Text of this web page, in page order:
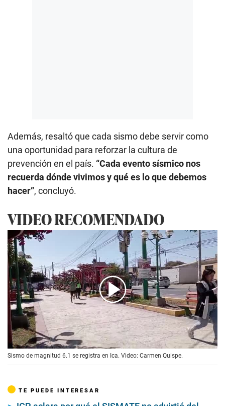
Además, resaltó que cada sismo debe servir como
una oportunidad para reforzar la cultura de
prevención en el país. “Cada evento sísmico nos
recuerda dónde vivimos y qué es lo que debemos
hacer”, concluyó.
VIDEO RECOMENDADO
00:00/00:28
Sismo de magnitud 6.1 se registra en Ica. Video: Carmen Quispe.
TE PUEDE INTERESAR